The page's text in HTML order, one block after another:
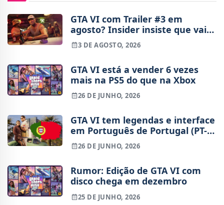
GTA VI com Trailer #3 em
agosto? Insider insiste que vai
haver novidades
3 DE AGOSTO, 2026
GTA VI está a vender 6 vezes
mais na PS5 do que na Xbox
26 DE JUNHO, 2026
GTA VI tem legendas e interface
em Português de Portugal (PT-
PT), diz página da Xbox
26 DE JUNHO, 2026
Rumor: Edição de GTA VI com
disco chega em dezembro
25 DE JUNHO, 2026